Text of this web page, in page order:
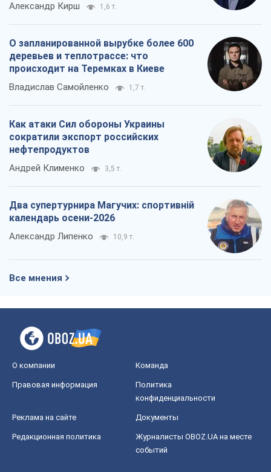
Александр Кирш 1,6 т.
О запланированной вырубке более 600
деревьев и теплотрассе: что
происходит на Теремках в Киеве
Владислав Самойленко 1,7 т.
Как атаки Сил обороны Украины
сократили экспорт российских
нефтепродуктов
Андрей Клименко 3,5 т.
Два супертурнира Магучих: спортивній
календарь осени-2026
Александр Липенко 10,9 т.
Все мнения
О компании Команда
Правовая информация
Политика
конфиденциальности
Реклама на сайте Документы
Редакционная политика
Журналисты OBOZ.UA на месте
событий